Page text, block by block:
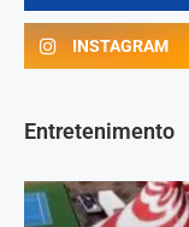
INSTAGRAM
Entretenimento